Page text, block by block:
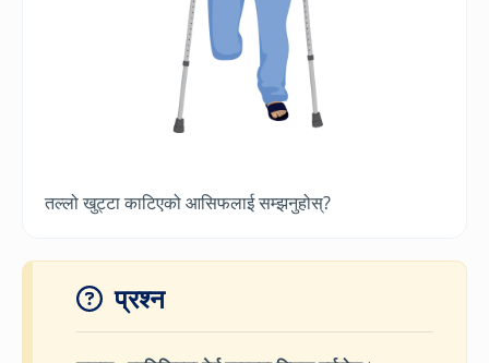
तल्लो खुट्टा काटिएको आसिफलाई सम्झनुहोस्?
प्रश्न